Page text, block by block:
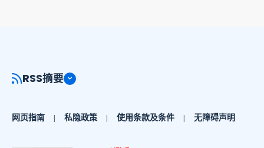
RSS摘要
网页指南 私隐政策 使用条款及条件 无障碍声明